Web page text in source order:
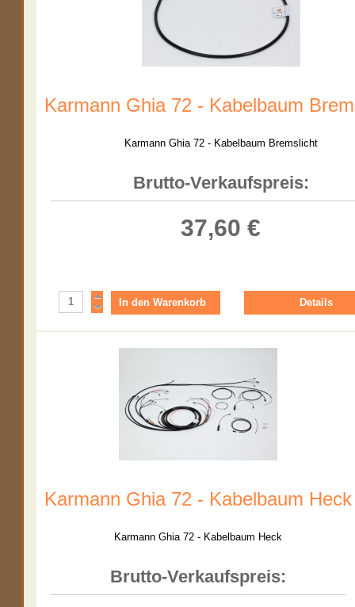
Karmann Ghia 72 - Kabelbaum
Karmann Ghia 72 - Kabelbaum Bremslicht
Brutto-Verkaufspreis:
37,60 €
Details
Karmann Ghia 72 - Kabelbaum Heck
Karmann Ghia 72 - Kabelbaum Heck
Brutto-Verkaufspreis: